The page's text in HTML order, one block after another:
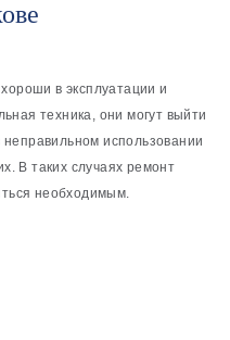
в эксплуатации и
техника, они могут выйти
использовании
В таких случаях ремонт
необходимым.